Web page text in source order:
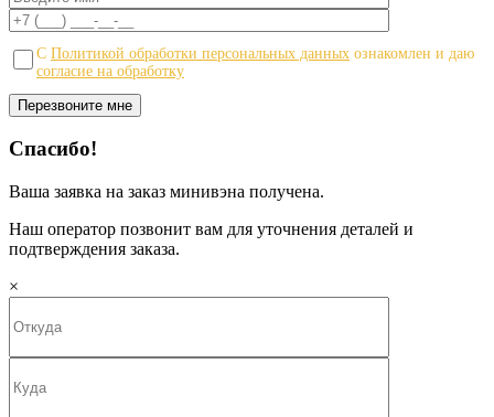
С Политикой обработки персональных данных ознакомлен и даю
согласие на обработку
Спасибо!
Ваша заявка на заказ минивэна получена.
Наш оператор позвонит вам для уточнения деталей и
подтверждения заказа.
×